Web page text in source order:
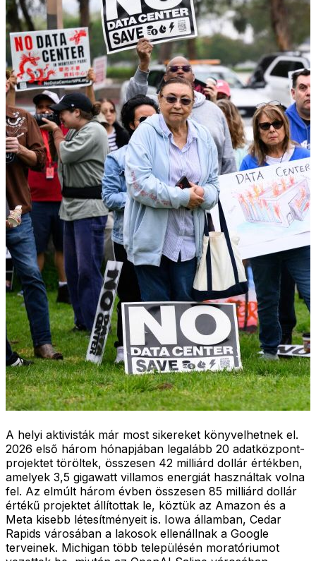
A helyi aktivisták már most sikereket könyvelhetnek el.
2026 első három hónapjában legalább 20 adatközpont-
projektet töröltek, összesen 42 milliárd dollár értékben,
amelyek 3,5 gigawatt villamos energiát használtak volna
fel. Az elmúlt három évben összesen 85 milliárd dollár
értékű projektet állítottak le, köztük az Amazon és a
Meta kisebb létesítményeit is. Iowa államban, Cedar
Rapids városában a lakosok ellenállnak a Google
terveinek. Michigan több településén moratóriumot